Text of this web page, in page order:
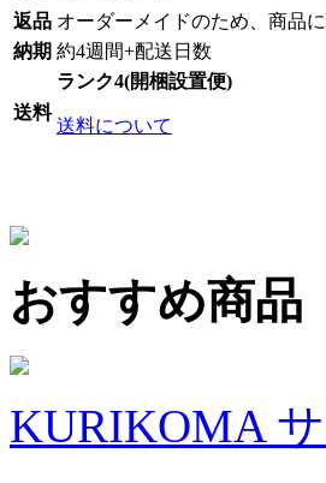
返品 オーダーメイドのため、商品
納期 約4週間+配送日数
送料
ランク4(開梱設置便)
送料について
おすすめ商品
KURIKOMA